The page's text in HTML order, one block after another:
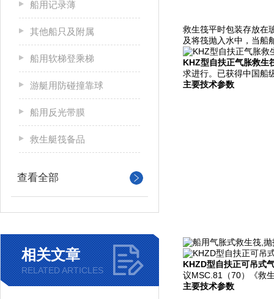
船用记录薄
其他船只及附属
船用软梯登乘梯
游艇用防碰撞靠球
船用反光带膜
救生艇筏备品
查看全部
相关文章
RELATED ARTICLES
救生筏平时包装存放在
及将筏抛入水中，当船
KHZ型自扶正气胀救生
求进行。已获得中国船
主要技术参数
KHZD型自扶正可吊式
议MSC.81（70）《救
主要技术参数